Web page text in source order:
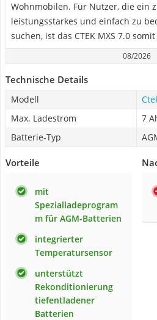
Wohnmobilen. Für Nutzer, die ein
leistungsstarkes und einfach zu
suchen, ist das CTEK MXS 7.0
08/2026
Technische Details
Modell
Max. Ladestrom
7
Batterie-Typ
Vorteile
mit
Spezialladeprogram
m für AGM-Batterien
integrierter
Temperatursensor
unterstützt
Rekonditionierung
tiefentladener
Batterien